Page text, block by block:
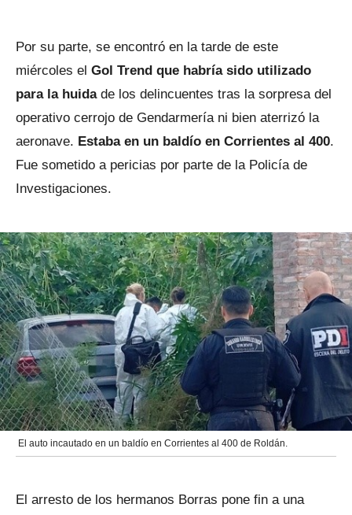
Por su parte, se encontró en la tarde de este
miércoles el Gol Trend que habría sido utilizado
para la huidade los delincuentes tras la sorpresa del
operativo cerrojo de Gendarmería ni bien aterrizó la
aeronave. Estaba en un baldío en Corrientes al 400.
Fue sometido a pericias por parte de la Policía de
Investigaciones.
El auto incautado en un baldío en Corrientes al 400 de Roldán.
El arresto de los hermanos Borras pone fin a una